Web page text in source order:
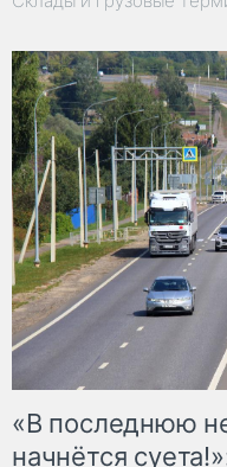
«В последнюю
начнётся